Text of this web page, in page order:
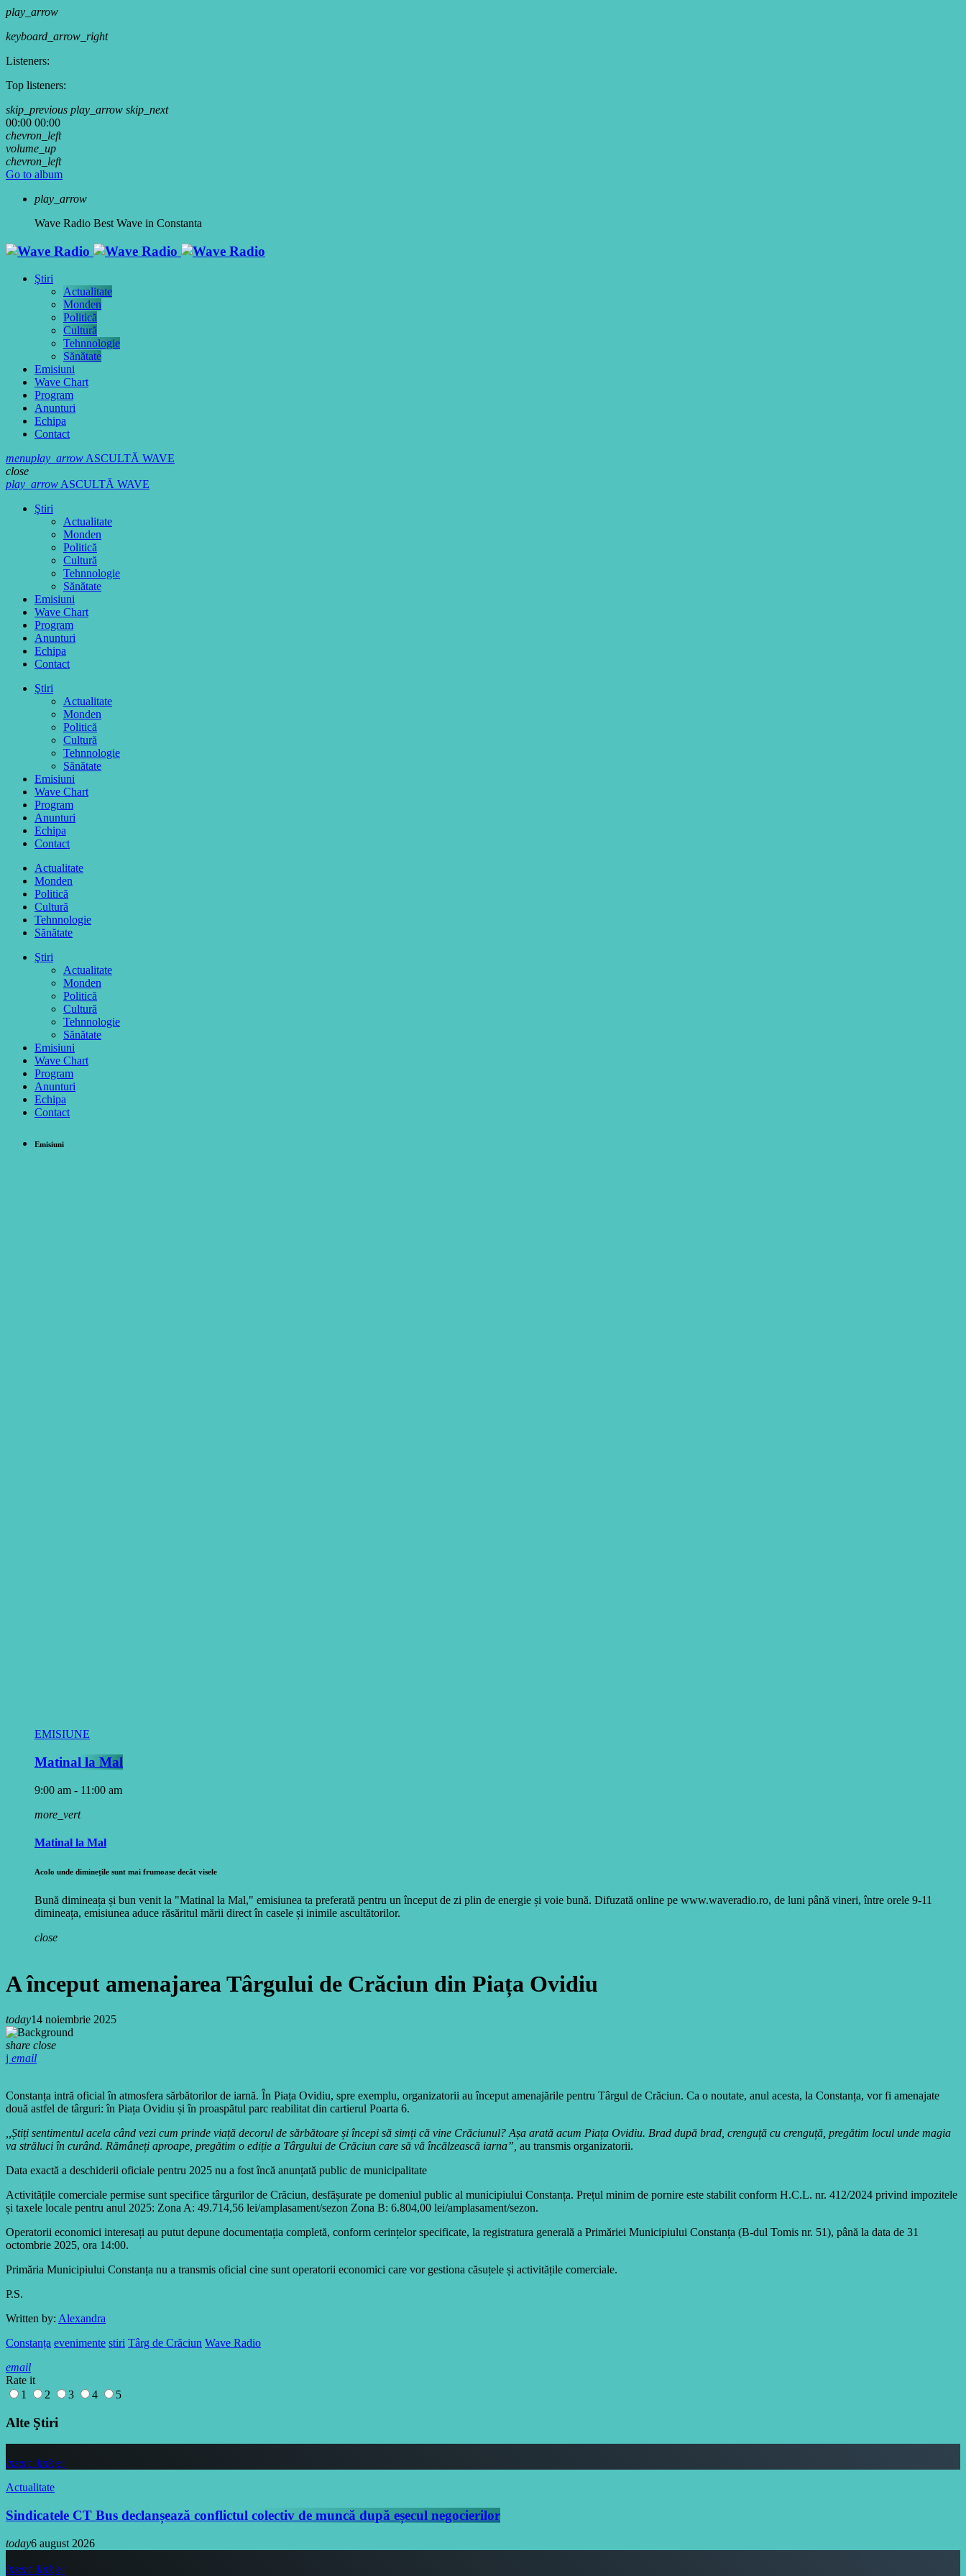
play_arrow
keyboard_arrow_right
Listeners:
Top listeners:
skip_previous play_arrow skip_next
00:00 00:00
chevron_left
volume_up
chevron_left
Go to album
play_arrow
Wave Radio Best Wave in Constanta
Ştiri
Actualitate
Monden
Politică
Cultură
Tehnnologie
Sănătate
Emisiuni
Wave Chart
Program
Anunturi
Echipa
Contact
menuplay_arrowASCULTĂ WAVE
close
play_arrowASCULTĂ WAVE
Ştiri
Actualitate
Monden
Politică
Cultură
Tehnnologie
Sănătate
Emisiuni
Wave Chart
Program
Anunturi
Echipa
Contact
Ştiri
Actualitate
Monden
Politică
Cultură
Tehnnologie
Sănătate
Emisiuni
Wave Chart
Program
Anunturi
Echipa
Contact
Actualitate
Monden
Politică
Cultură
Tehnnologie
Sănătate
Ştiri
Actualitate
Monden
Politică
Cultură
Tehnnologie
Sănătate
Emisiuni
Wave Chart
Program
Anunturi
Echipa
Contact
Emisiuni
EMISIUNE
Matinal la Mal
9:00 am - 11:00 am
more_vert
Matinal la Mal
Acolo unde diminețile sunt mai frumoase decât visele
Bună dimineața și bun venit la "Matinal la Mal," emisiunea ta preferată pentru un început de zi plin de energie și voie bună. Difuzată online pe www.waveradio.ro, de luni până vineri, între orele 9-11
dimineața, emisiunea aduce răsăritul mării direct în casele și inimile ascultătorilor.
close
A început amenajarea Târgului de Crăciun din Piața Ovidiu
today14 noiembrie 2025
share close
email
Constanța intră oficial în atmosfera sărbătorilor de iarnă. În Piața Ovidiu, spre exemplu, organizatorii au început amenajările pentru Târgul de Crăciun. Ca o noutate, anul acesta, la Constanța, vor fi amenajate
două astfel de târguri: în Piața Ovidiu și în proaspătul parc reabilitat din cartierul Poarta 6.
,,Știți sentimentul acela când vezi cum prinde viață decorul de sărbătoare și începi să simți că vine Crăciunul? Așa arată acum Piața Ovidiu. Brad după brad, crenguță cu crenguță, pregătim locul unde magia
va străluci în curând. Rămâneți aproape, pregătim o ediție a Târgului de Crăciun care să vă încălzească iarna”, au transmis organizatorii.
Data exactă a deschiderii oficiale pentru 2025 nu a fost încă anunțată public de municipalitate
Activitățile comerciale permise sunt specifice târgurilor de Crăciun, desfășurate pe domeniul public al municipiului Constanța. Prețul minim de pornire este stabilit conform H.C.L. nr. 412/2024 privind impozitele
și taxele locale pentru anul 2025: Zona A: 49.714,56 lei/amplasament/sezon Zona B: 6.804,00 lei/amplasament/sezon.
Operatorii economici interesați au putut depune documentația completă, conform cerințelor specificate, la registratura generală a Primăriei Municipiului Constanța (B-dul Tomis nr. 51), până la data de 31
octombrie 2025, ora 14:00.
Primăria Municipiului Constanța nu a transmis oficial cine sunt operatorii economici care vor gestiona căsuțele și activitățile comerciale.
P.S.
Written by: Alexandra
Constanța evenimente stiri Târg de Crăciun Wave Radio
email
Rate it
1
2 3 4 5
Alte Ştiri
insert_link
Actualitate
Sindicatele CT Bus declanșează conflictul colectiv de muncă după eșecul negocierilor
today6 august 2026
insert_link